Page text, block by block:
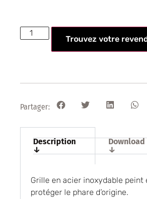
Trouvez votre
Partager:
Description
↓
Download
↓
Grille en acier inoxydable peint
protéger le phare d’origine.